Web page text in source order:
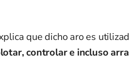
que dicho aro es
controlar e incluso